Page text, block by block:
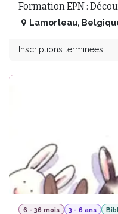
Formation EPN :
Lamorteau,
Inscriptions terminées
6 - 36 mois 3 - 6 ans